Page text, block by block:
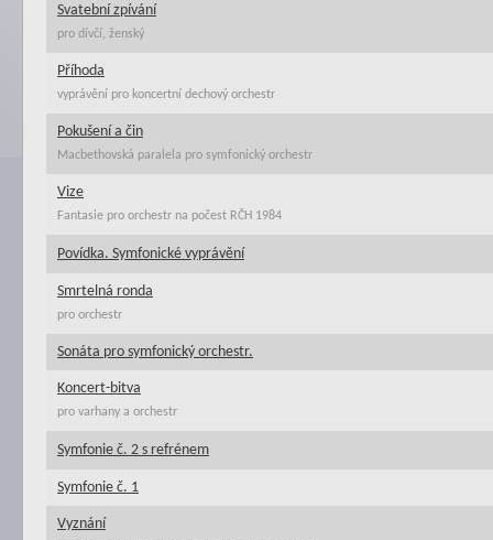
Svatební zpívání
pro dívčí, ženský
Příhoda
vyprávění pro koncertní dechový orchestr
Pokušení a čin
Macbethovská paralela pro symfonický orchestr
Vize
Fantasie pro orchestr na počest RČH 1984
Povídka. Symfonické vyprávění
Smrtelná ronda
pro orchestr
Sonáta pro symfonický orchestr.
Koncert-bitva
pro varhany a orchestr
Symfonie č. 2 s refrénem
Symfonie č. 1
Vyznání